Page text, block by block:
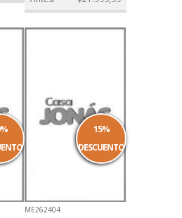
ME262404
15%
DESCUENTO